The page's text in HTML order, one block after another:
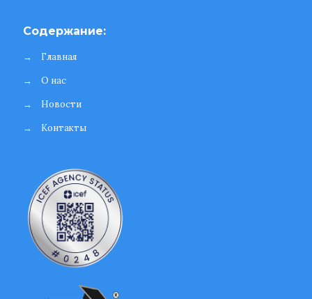
Содержание:
→
Главная
→
О нас
→
Новости
→
Контакты